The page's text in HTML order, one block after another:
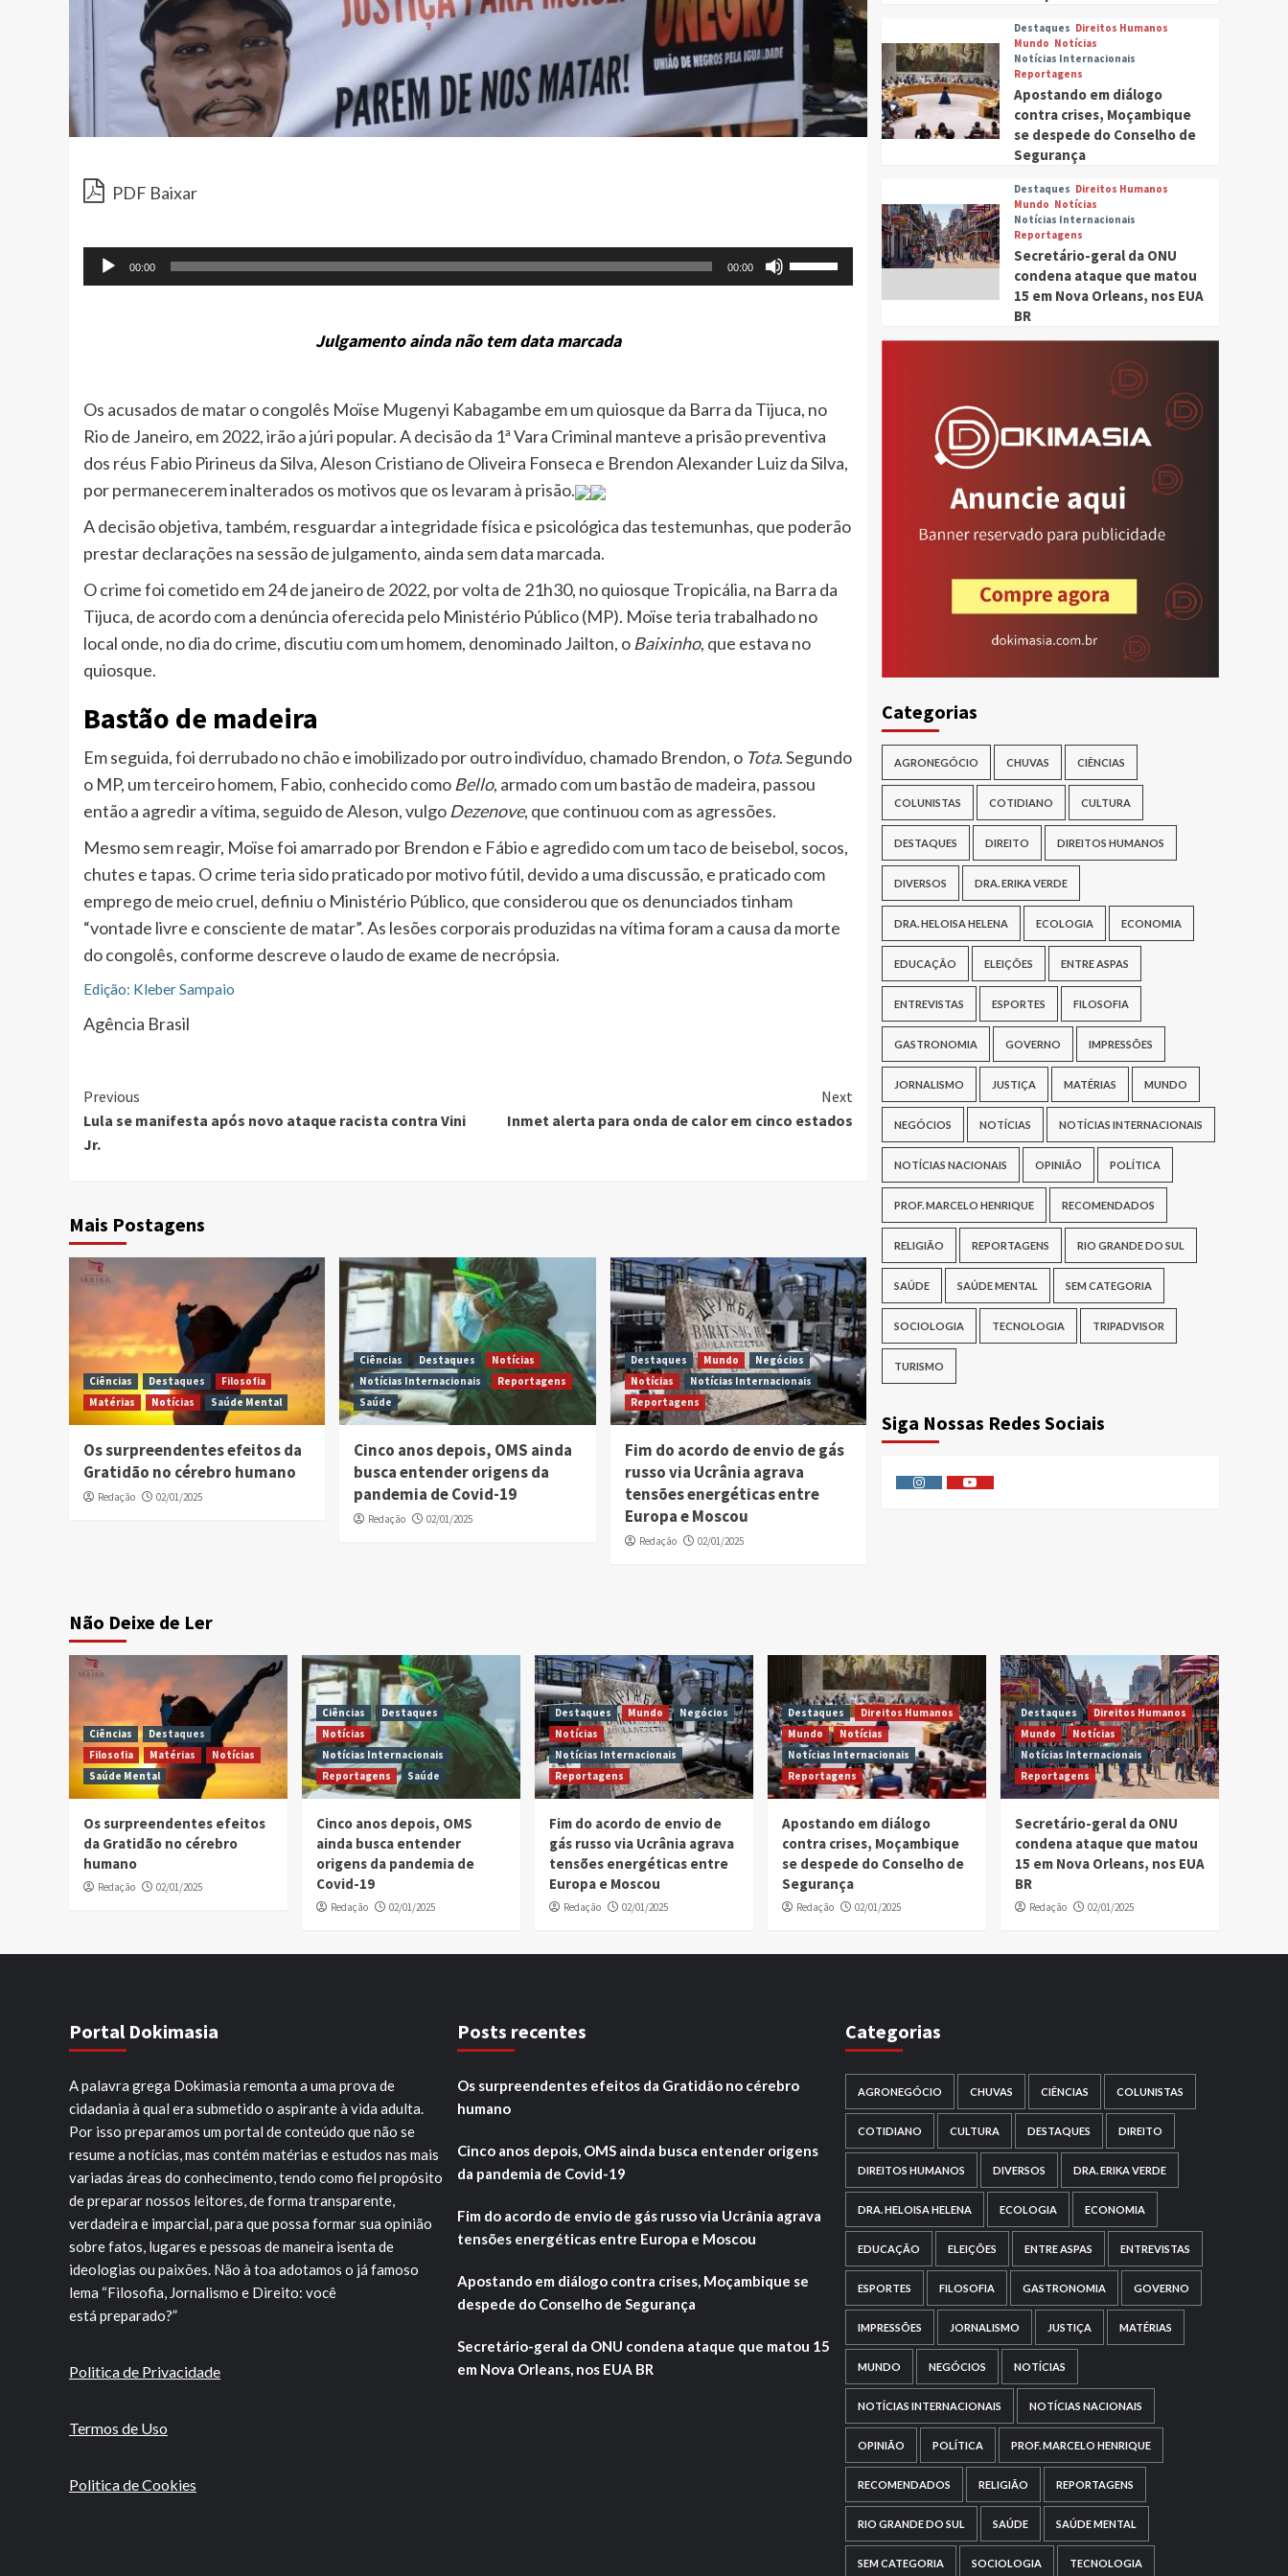
PDF Baixar
áudio
00:00 00:00
Use
as
para
baixo
para
ou
Julgamento ainda não tem data marcada
Os acusados de matar o congolês Moïse Mugenyi Kabagambe em um quiosque da Barra da Tijuca, no
Rio de Janeiro, em 2022, irão a júri popular. A decisão da 1ª Vara Criminal manteve a prisão preventiva
dos réus Fabio Pirineus da Silva, Aleson Cristiano de Oliveira Fonseca e Brendon Alexander Luiz da Silva,
por permanecerem inalterados os motivos que os levaram à prisão.
A decisão objetiva, também, resguardar a integridade física e psicológica das testemunhas, que poderão
prestar declarações na sessão de julgamento, ainda sem data marcada.
O crime foi cometido em 24 de janeiro de 2022, por volta de 21h30, no quiosque Tropicália, na Barra da
Tijuca, de acordo com a denúncia oferecida pelo Ministério Público (MP). Moïse teria trabalhado no
local onde, no dia do crime, discutiu com um homem, denominado Jailton, o Baixinho, que estava no
quiosque.
Bastão de madeira
Em seguida, foi derrubado no chão e imobilizado por outro indivíduo, chamado Brendon, o Tota. Segundo
o MP, um terceiro homem, Fabio, conhecido como Bello, armado com um bastão de madeira, passou
então a agredir a vítima, seguido de Aleson, vulgo Dezenove, que continuou com as agressões.
Mesmo sem reagir, Moïse foi amarrado por Brendon e Fábio e agredido com um taco de beisebol, socos,
chutes e tapas. O crime teria sido praticado por motivo fútil, devido a uma discussão, e praticado com
emprego de meio cruel, definiu o Ministério Público, que considerou que os denunciados tinham
“vontade livre e consciente de matar”. As lesões corporais produzidas na vítima foram a causa da morte
do congolês, conforme descreve o laudo de exame de necrópsia.
Edição: Kleber Sampaio
Agência Brasil
Continue
Reading
Previous
Lula se manifesta após novo ataque racista contra Vini
Jr.
Next
Inmet alerta para onda de calor em cinco estados
Mais Postagens
Ciências Destaques
Filosofia
Matérias
Notícias Saúde Mental
Os surpreendentes efeitos da
Gratidão no cérebro humano
Redação 02/01/2025
Ciências Destaques
Notícias
Notícias Internacionais
Reportagens
Saúde
Cinco anos depois, OMS ainda
busca entender origens da
pandemia de Covid-19
Redação 02/01/2025
Destaques Mundo
Negócios
Notícias
Notícias Internacionais
Reportagens
Fim do acordo de envio de gás
russo via Ucrânia agrava
tensões energéticas entre
Europa e Moscou
Redação 02/01/2025
Destaques Direitos Humanos
Mundo Notícias
Notícias Internacionais
Reportagens
Apostando em diálogo
contra crises, Moçambique
se despede do Conselho de
Segurança
Destaques Direitos Humanos
Mundo Notícias
Notícias Internacionais
Reportagens
Secretário-geral da ONU
condena ataque que matou
15 em Nova Orleans, nos EUA
BR
Categorias
AGRONEGÓCIO CHUVAS CIÊNCIAS
COLUNISTAS COTIDIANO CULTURA
DESTAQUES DIREITO DIREITOS HUMANOS
DIVERSOS DRA. ERIKA VERDE
DRA. HELOISA HELENA ECOLOGIA ECONOMIA
EDUCAÇÃO ELEIÇÕES ENTRE ASPAS
ENTREVISTAS ESPORTES FILOSOFIA
GASTRONOMIA GOVERNO IMPRESSÕES
JORNALISMO JUSTIÇA MATÉRIAS MUNDO
NEGÓCIOS NOTÍCIAS NOTÍCIAS INTERNACIONAIS
NOTÍCIAS NACIONAIS OPINIÃO POLÍTICA
PROF. MARCELO HENRIQUE RECOMENDADOS
RELIGIÃO REPORTAGENS RIO GRANDE DO SUL
SAÚDE SAÚDE MENTAL SEM CATEGORIA
SOCIOLOGIA TECNOLOGIA TRIPADVISOR
TURISMO
Siga Nossas Redes Sociais
InstagramYoutube
Não Deixe de Ler
Ciências
Destaques
Filosofia
Matérias
Notícias
Saúde Mental
Os surpreendentes efeitos
da Gratidão no cérebro
humano
Redação 02/01/2025
Ciências
Destaques
Notícias
Notícias Internacionais
Reportagens
Saúde
Cinco anos depois, OMS
ainda busca entender
origens da pandemia de
Covid-19
Redação 02/01/2025
Destaques Mundo
Negócios
Notícias
Notícias Internacionais
Reportagens
Fim do acordo de envio de
gás russo via Ucrânia agrava
tensões energéticas entre
Europa e Moscou
Redação 02/01/2025
Destaques
Direitos Humanos
Mundo
Notícias
Notícias Internacionais
Reportagens
Apostando em diálogo
contra crises, Moçambique
se despede do Conselho de
Segurança
Redação 02/01/2025
Destaques
Direitos Humanos
Mundo
Notícias
Notícias Internacionais
Reportagens
Secretário-geral da ONU
condena ataque que matou
15 em Nova Orleans, nos EUA
BR
Redação 02/01/2025
Portal Dokimasia
A palavra grega Dokimasia remonta a uma prova de
cidadania à qual era submetido o aspirante à vida adulta.
Por isso preparamos um portal de conteúdo que não se
resume a notícias, mas contém matérias e estudos nas mais
variadas áreas do conhecimento, tendo como fiel propósito
de preparar nossos leitores, de forma transparente,
verdadeira e imparcial, para que possa formar sua opinião
sobre fatos, lugares e pessoas de maneira isenta de
ideologias ou paixões. Não à toa adotamos o já famoso
lema “Filosofia, Jornalismo e Direito: você
está preparado?”
Politica de Privacidade
Termos de Uso
Politica de Cookies
Posts recentes
Os surpreendentes efeitos da Gratidão no cérebro
humano
Cinco anos depois, OMS ainda busca entender origens
da pandemia de Covid-19
Fim do acordo de envio de gás russo via Ucrânia agrava
tensões energéticas entre Europa e Moscou
Apostando em diálogo contra crises, Moçambique se
despede do Conselho de Segurança
Secretário-geral da ONU condena ataque que matou 15
em Nova Orleans, nos EUA BR
Categorias
AGRONEGÓCIO CHUVAS CIÊNCIAS COLUNISTAS
COTIDIANO CULTURA DESTAQUES DIREITO
DIREITOS HUMANOS DIVERSOS DRA. ERIKA VERDE
DRA. HELOISA HELENA ECOLOGIA ECONOMIA
EDUCAÇÃO ELEIÇÕES ENTRE ASPAS ENTREVISTAS
ESPORTES FILOSOFIA GASTRONOMIA GOVERNO
IMPRESSÕES JORNALISMO JUSTIÇA MATÉRIAS
MUNDO NEGÓCIOS NOTÍCIAS
NOTÍCIAS INTERNACIONAIS NOTÍCIAS NACIONAIS
OPINIÃO POLÍTICA PROF. MARCELO HENRIQUE
RECOMENDADOS RELIGIÃO REPORTAGENS
RIO GRANDE DO SUL SAÚDE SAÚDE MENTAL
SEM CATEGORIA SOCIOLOGIA TECNOLOGIA